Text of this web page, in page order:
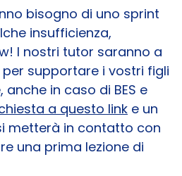
bisogno di uno sprint
insufficienza,
I nostri tutor saranno a
supportare i vostri figli
anche in caso di BES e
a questo link e un
metterà in contatto con
una prima lezione di